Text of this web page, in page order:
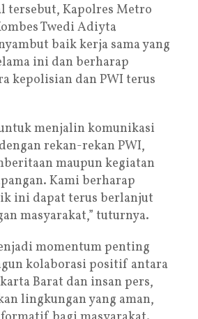
tersebut, Kapolres Metro
Twedi Adiyta
baik kerja sama yang
ini dan berharap
kepolisian dan PWI terus
menjalin komunikasi
rekan-rekan PWI,
maupun kegiatan
Kami berharap
ini dapat terus berlanjut
masyarakat,” tuturnya.
momentum penting
kolaborasi positif antara
Barat dan insan pers,
lingkungan yang aman,